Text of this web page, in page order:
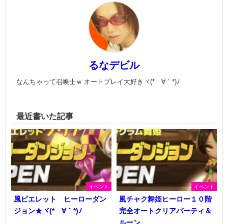
るなデビル
なんちゃって召喚士ｗ オートプレイ大好きヾ(*´∀｀*)ﾉ
最近書いた記事
イベント
風ピエレット ヒーローダン
ジョン★ヾ(*´∀｀*)ﾉ
イベント
風チャク舞姫ヒーロー１０階
完全オートクリアパーティ＆
ルーン